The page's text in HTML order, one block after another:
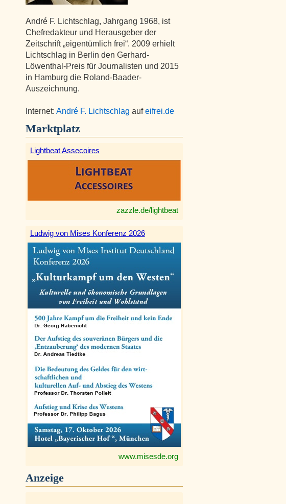
André F. Lichtschlag, Jahrgang 1968, ist
Chefredakteur und Herausgeber der
Zeitschrift „eigentümlich frei“. 2009 erhielt
Lichtschlag in Berlin den Gerhard-
Löwenthal-Preis für Journalisten und 2015
in Hamburg die Roland-Baader-
Auszeichnung.
Internet: André F. Lichtschlag aufeifrei.de
Marktplatz
Lightbeat Assecoires
zazzle.de/lightbeat
Ludwig von Mises Konferenz 2026
www.misesde.org
Anzeige